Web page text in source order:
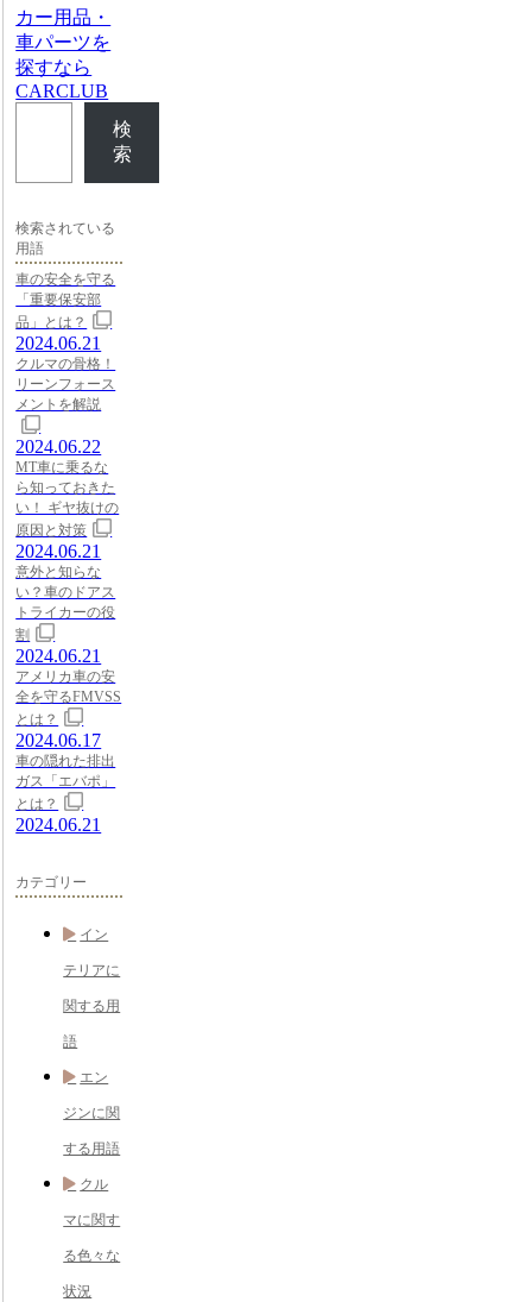
カー用品・
車パーツを
探すなら
CARCLUB
検
索
検索されている
用語
車の安全を守る
「重要保安部
品」とは？
2024.06.21
クルマの骨格！
リーンフォース
メントを解説
2024.06.22
MT車に乗るな
ら知っておきた
い！ ギヤ抜けの
原因と対策
2024.06.21
意外と知らな
い？車のドアス
トライカーの役
割
2024.06.21
アメリカ車の安
全を守るFMVSS
とは？
2024.06.17
車の隠れた排出
ガス「エバポ」
とは？
2024.06.21
カテゴリー
イン
テリアに
関する用
語
エン
ジンに関
する用語
クル
マに関す
る色々な
状況